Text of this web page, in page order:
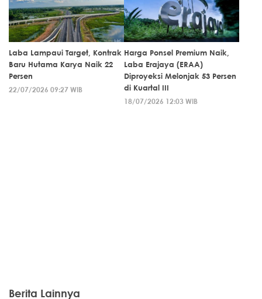
Laba Lampaui Target, Kontrak
Baru Hutama Karya Naik 22
Persen
22/07/2026 09:27 WIB
Harga Ponsel Premium Naik,
Laba Erajaya (ERAA)
Diproyeksi Melonjak 53 Persen
di Kuartal III
18/07/2026 12:03 WIB
Berita Lainnya